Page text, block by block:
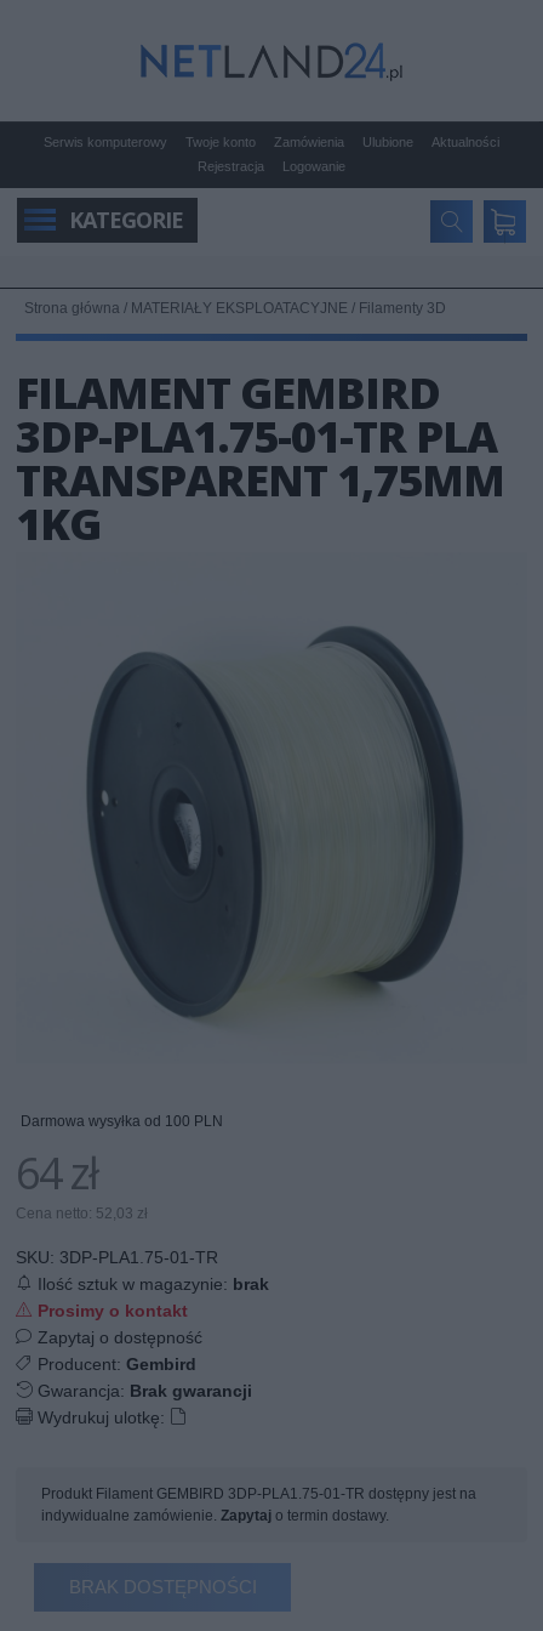
Serwis komputerowy Twoje konto Zamówienia Ulubione
Aktualności
Rejestracja
Logowanie
KATEGORIE
Strona główna / MATERIAŁY EKSPLOATACYJNE / Filamenty 3D
FILAMENT GEMBIRD
3DP-PLA1.75-01-TR PLA
TRANSPARENT 1,75MM
1KG
Darmowa wysyłka od 100 PLN
64 zł
Cena netto: 52,03 zł
SKU: 3DP-PLA1.75-01-TR
Ilość sztuk w magazynie: brak
Prosimy o kontakt
Zapytaj o dostępność
Producent:Gembird
Gwarancja: Brak gwarancji
Wydrukuj ulotkę:
Produkt Filament GEMBIRD 3DP-PLA1.75-01-TR dostępny jest na
indywidualne zamówienie.Zapytaj o termin dostawy.
BRAK DOSTĘPNOŚCI